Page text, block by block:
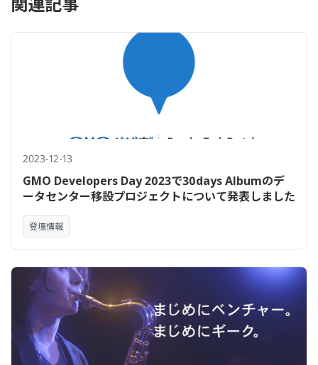
2023-12-13
GMO Developers Day 2023で30days Albumのデ
ータセンター移設プロジェクトについて発表しました
登壇情報